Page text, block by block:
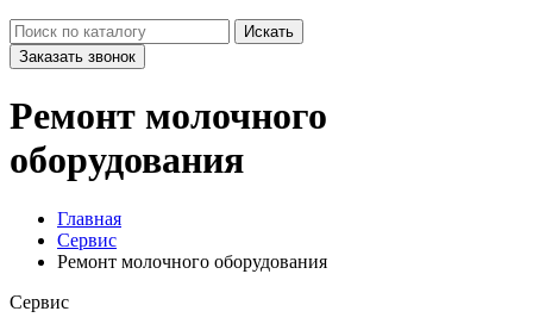
Искать
Заказать звонок
Ремонт молочного
оборудования
Главная
Сервис
Ремонт молочного оборудования
Сервис